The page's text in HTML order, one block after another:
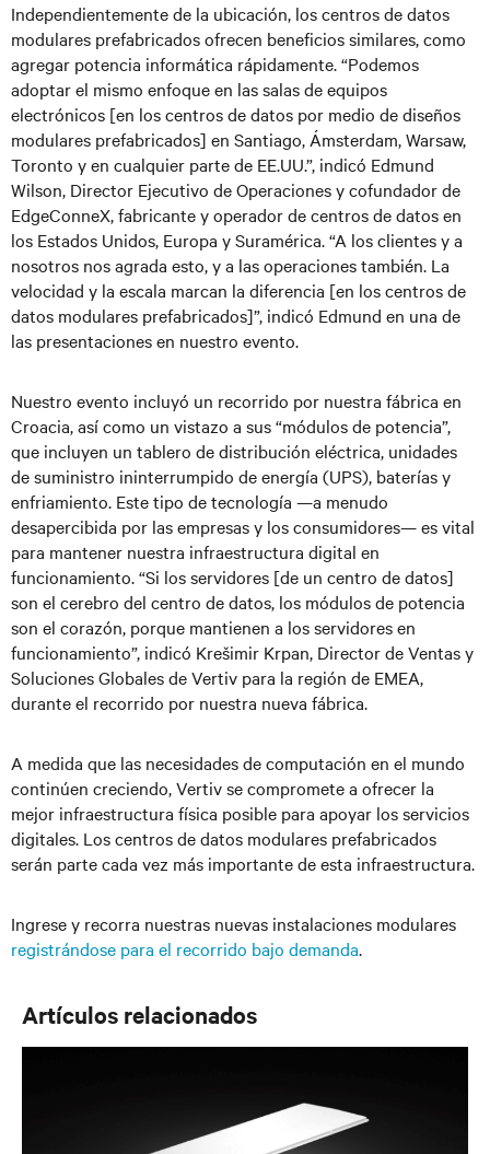
Independientemente de la ubicación, los centros de datos
modulares prefabricados ofrecen beneficios similares, como
agregar potencia informática rápidamente. “Podemos
adoptar el mismo enfoque en las salas de equipos
electrónicos [en los centros de datos por medio de diseños
modulares prefabricados] en Santiago, Ámsterdam, Warsaw,
Toronto y en cualquier parte de EE.UU.”, indicó Edmund
Wilson, Director Ejecutivo de Operaciones y cofundador de
EdgeConneX, fabricante y operador de centros de datos en
los Estados Unidos, Europa y Suramérica. “A los clientes y a
nosotros nos agrada esto, y a las operaciones también. La
velocidad y la escala marcan la diferencia [en los centros de
datos modulares prefabricados]”, indicó Edmund en una de
las presentaciones en nuestro evento.
Nuestro evento incluyó un recorrido por nuestra fábrica en
Croacia, así como un vistazo a sus “módulos de potencia”,
que incluyen un tablero de distribución eléctrica, unidades
de suministro ininterrumpido de energía (UPS), baterías y
enfriamiento. Este tipo de tecnología —a menudo
desapercibida por las empresas y los consumidores— es vital
para mantener nuestra infraestructura digital en
funcionamiento. “Si los servidores [de un centro de datos]
son el cerebro del centro de datos, los módulos de potencia
son el corazón, porque mantienen a los servidores en
funcionamiento”, indicó Krešimir Krpan, Director de Ventas y
Soluciones Globales de Vertiv para la región de EMEA,
durante el recorrido por nuestra nueva fábrica.
A medida que las necesidades de computación en el mundo
continúen creciendo, Vertiv se compromete a ofrecer la
mejor infraestructura física posible para apoyar los servicios
digitales. Los centros de datos modulares prefabricados
serán parte cada vez más importante de esta infraestructura.
Ingrese y recorra nuestras nuevas instalaciones modulares
registrándose para el recorrido bajo demanda.
Artículos relacionados